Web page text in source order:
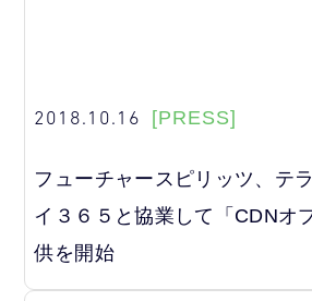
2018.10.16 [PRESS]
フューチャースピリッツ、テ
イ３６５と協業して「CDNオ
供を開始